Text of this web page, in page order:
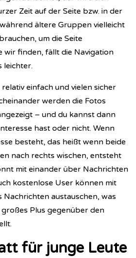
Zeit auf der Seite bzw. in der
ältere Gruppen vielleicht
um die Seite
wir finden, fällt die Navigation
leichter.
einfach und vielen sicher
werden die Fotos
– und du kannst dann
hast oder nicht. Wenn
besteht, das heißt wenn beide
nach rechts wischen, entsteht
mit einander über Nachrichten
kostenlose User können mit
austauschen, was
Plus gegenüber den
für junge Leute